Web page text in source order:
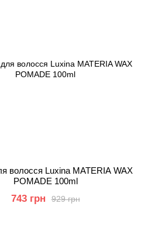
волосся Luxina MATERIA WAX
POMADE 100ml
929 грн
743 грн